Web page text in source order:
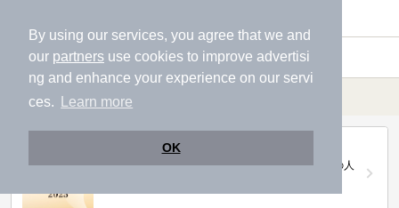
By using our services, you agree that we and
our partners use cookies to improve advertisi
ng and enhance your experience on our servi
ces.
Learn more
OK
冷え性 カップル
第20回ニフティ温泉年間ランキング2025
全国約2.2万件の中から頂点に選ばれた、2025年の人